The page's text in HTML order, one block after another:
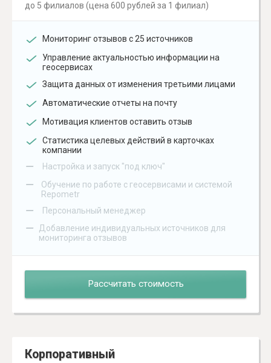
до 5 филиалов (цена 600 рублей за 1 филиал)
Мониторинг отзывов с 25 источников
Управление актуальностью информации на
геосервисах
Защита данных от изменения третьими лицами
Автоматические отчеты на почту
Мотивация клиентов оставить отзыв
Статистика целевых действий в карточках
компании
– Настройка и запуск "под ключ"
–
Обучение по работе с геосервисами и системой
Repometr
– Персональный менеджер
–
Добавление индивидуальных источников для
мониторинга отзывов
Рассчитать стоимость
Корпоративный